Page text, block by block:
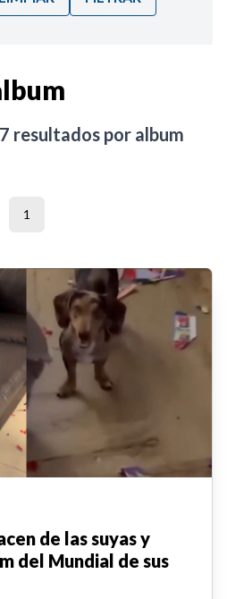
7 resultados por album
1
de las suyas y
del Mundial de sus